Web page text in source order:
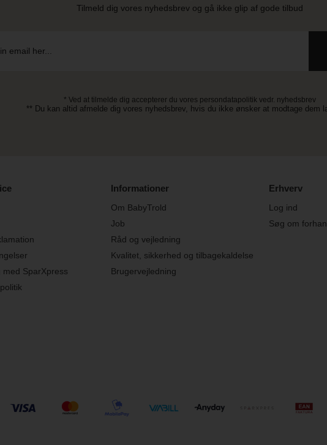
Tilmeld dig vores nyhedsbrev og gå ikke glip af gode tilbud
* Ved at tilmelde dig accepterer du vores persondatapolitik vedr. nyhedsbrev
** Du kan altid afmelde dig vores nyhedsbrev, hvis du ikke ønsker at modtage dem
med SparXpress
Informationer
Om BabyTrold
Job
Råd og vejledning
Kvalitet, sikkerhed og tilbagekaldelse
Brugervejledning
Erhverv
Log ind
Søg om